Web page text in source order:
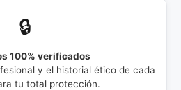
🔒
100% verificados
y el historial ético de cada
tu total protección.